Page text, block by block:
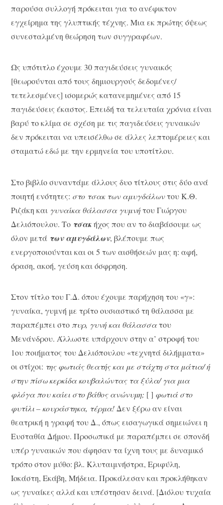
παρούσα συλλογή πρόκειται για το ανέφικτον
εγχείρημα της γλυπτικής τέχνης. Μια εκ πρώτης όψεως
συνεσταλμένη θεώρηση των συγγραφέων.
Ως υπότιτλο έχουμε 30 παγιδεύσεις γυναικός
[θεωρούνται από τους δημιουργούς δεδομένες/
τετελεσμένες] ισομερώς κατανεμημένες από 15
παγιδεύσεις έκαστος. Επειδή τα τελευταία χρόνια είναι
βαρύ το κλίμα σε σχέση με τις παγιδεύσεις γυναικών
δεν πρόκειται να υπεισέλθω σε άλλες λεπτομέρειες και
σταματώ εδώ με την ερμηνεία του υποτίτλου.
Στο βιβλίο συναντάμε άλλους δυο τίτλους στις δύο ανά
ποιητή ενότητες: στο τσακ των αμυγδάλωντου Κ.Θ.
Ριζάκη και γυναίκα θάλασσα γυμνήτου Γιώρ­­γου
Δελιόπουλου. Το τσακήχος που αν το διαβάσουμε ως
όλον μετά των αμυγδάλων, βλέπουμε πως
ενεργοποιούνται και οι 5 των αισθήσεών μας η: αφή,
όραση, ακοή, γεύση και όσφρηση.
Στον τίτλο του Γ.Δ. όπου έχουμε παρήχηση του «γ»:
γυναίκα, γυμνή με τρίτο ουσιαστικό τη θάλασσα με
παραπέμπει στο πυρ, γυνή και θάλασσατου
Μενάνδρου. Άλλωστε υπάρχουν στην α’ στροφή του
1ου ποιήματος του Δελιόπουλου «τεχνητά διλήμματα»
οι στίχοι: της φωτιάς θεατής και με στάχτη στα μάτια/ ή
στην πίσω κερκίδα κουβαλώντας τα ξύλα/ για μια
φλόγα που καίει στο βάθος ανώνυμη; [ ] φωτιά στο
φυτίλι – κουράστηκα, τέρμα! Δεν ξέρω αν είναι
θεατρική η γραφή του Δ., όπως εισαγωγικά σημειώνει η
Ευσταθία Δήμου. Προσωπικά με παραπέμπει σε σπονδή
υπέρ γυναικών που άφησαν τα ίχνη τους με δυναμικό
τρόπο στον μύθο: βλ. Κλυταιμνήστρα, Εριφύλη,
Ιοκάστη, Εκάβη, Μήδεια. Προκάλεσαν και προκλήθηκαν
ως γυναίκες αλλά και υπέστησαν δεινά. [Διόλου τυχαία